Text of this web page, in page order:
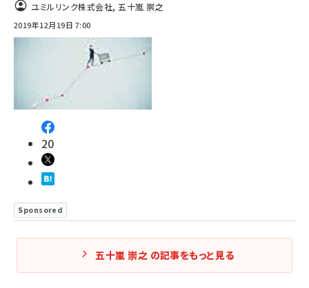
ユミルリンク株式会社, 五十嵐 崇之
2019年12月19日 7:00
20
Sponsored
五十嵐 崇之 の記事をもっと見る